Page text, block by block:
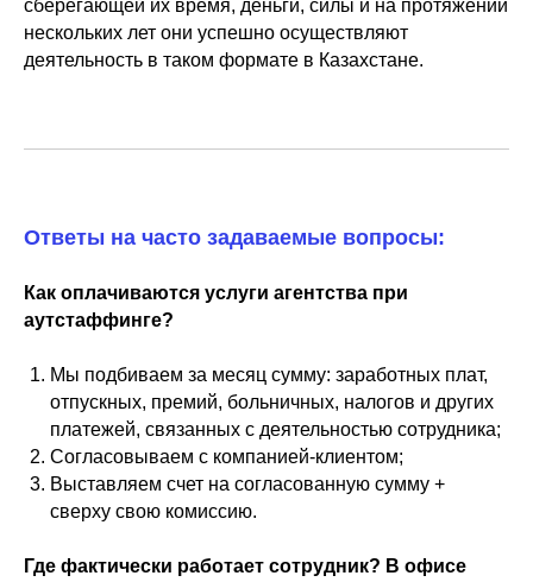
сберегающей их время, деньги, силы и на протяжении
нескольких лет они успешно осуществляют
деятельность в таком формате в Казахстане.
Ответы на часто задаваемые вопросы:
Как оплачиваются услуги агентства при
аутстаффинге?
Мы подбиваем за месяц сумму: заработных плат,
отпускных, премий, больничных, налогов и других
платежей, связанных с деятельностью сотрудника;
Согласовываем с компанией-клиентом;
Выставляем счет на согласованную сумму +
сверху свою комиссию.
Где фактически работает сотрудник? В офисе